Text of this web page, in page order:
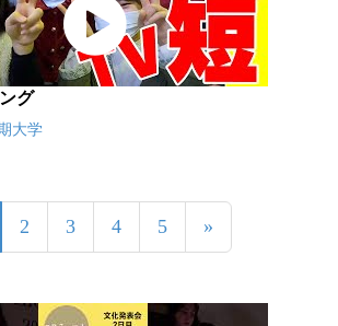
グ
大学
2 3 4 5 »